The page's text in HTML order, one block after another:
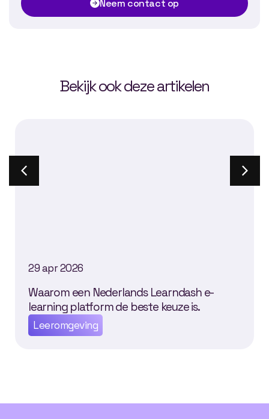
Neem contact op
Bekijk ook deze artikelen
29 apr 2026
Waarom een Nederlands Learndash e-
learning platform de beste keuze is.
Leeromgeving